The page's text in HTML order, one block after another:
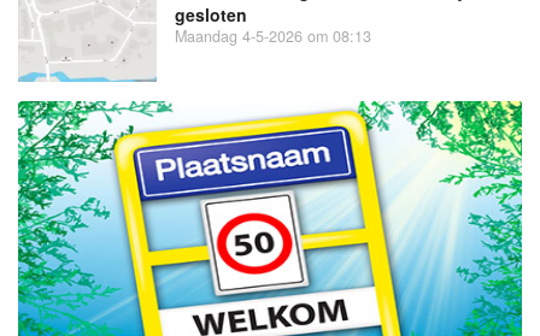
gesloten
Maandag 4-5-2026 om 08:13